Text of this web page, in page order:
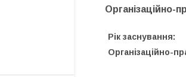
Організаційно-
Рік заснування:
Організаційно-